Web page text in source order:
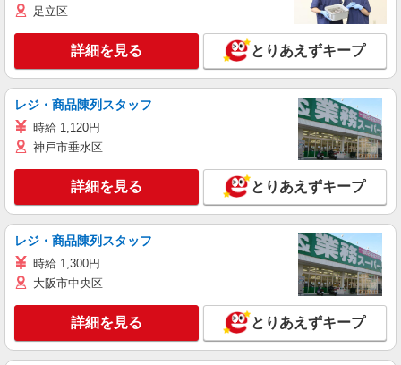
足立区
詳細を見る とりあえずキープ
レジ・商品陳列スタッフ
時給 1,120円
神戸市垂水区
詳細を見る とりあえずキープ
レジ・商品陳列スタッフ
時給 1,300円
大阪市中央区
詳細を見る とりあえずキープ